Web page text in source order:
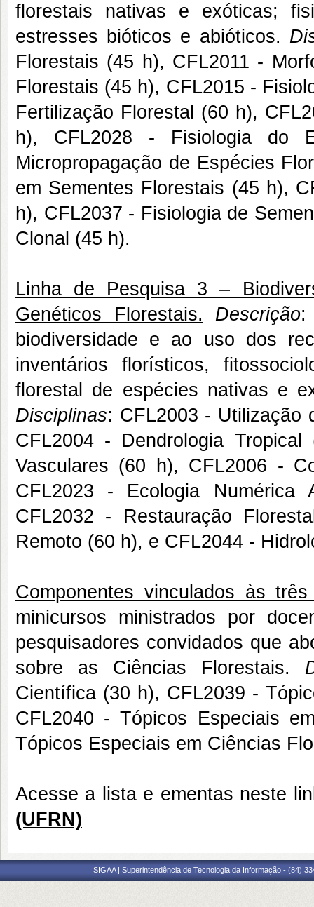
florestais nativas e exóticas;
estresses bióticos e abióticos.
Florestais (45 h), CFL2011 -
Florestais (45 h), CFL2015 -
Fertilização Florestal (60 h),
h), CFL2028 - Fisiologia do
Micropropagação de Espécies
em Sementes Florestais (45 h),
h), CFL2037 - Fisiologia de
Clonal (45 h).
Linha de Pesquisa 3 –
Genéticos Florestais.
Descrição:
biodiversidade e ao uso dos
inventários florísticos,
florestal de espécies nativas e
Disciplinas: CFL2003 - Utilização
CFL2004 - Dendrologia
Vasculares (60 h), CFL2006 -
CFL2023 - Ecologia
CFL2032 - Restauração
Remoto (60 h), e CFL2044 -
Componentes vinculados às
minicursos ministrados por
pesquisadores convidados que
sobre as Ciências Florestais.
Científica (30 h), CFL2039 -
CFL2040 - Tópicos Especiais
Tópicos Especiais em Ciências
Acesse a lista e ementas neste
(UFRN)
SIGAA | Superintendência de Tecnologia da Informação - (84)